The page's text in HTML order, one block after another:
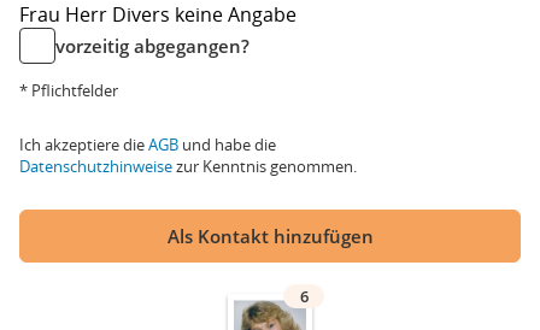
Frau Herr Divers keine Angabe
vorzeitig abgegangen?
* Pflichtfelder
Ich akzeptiere dieAGB und habe die
Datenschutzhinweisezur Kenntnis genommen.
Als Kontakt hinzufügen
6